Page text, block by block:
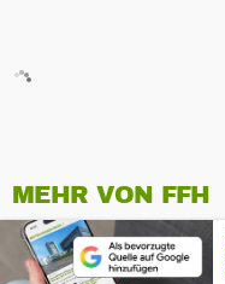
MEHR VON FFH